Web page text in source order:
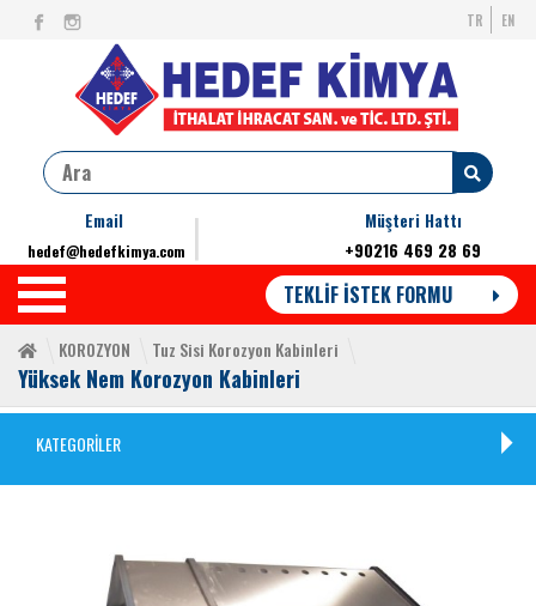
TR EN
Müşteri Hattı
+90216 469 28 69
Email
hedef@hedefkimya.com
TEKLİF İSTEK FORMU
KOROZYON Tuz Sisi Korozyon Kabinleri
Yüksek Nem Korozyon Kabinleri
KATEGORİLER